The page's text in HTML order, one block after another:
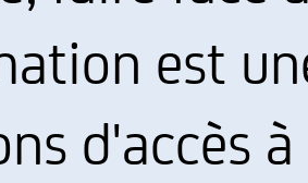
est
d'accès